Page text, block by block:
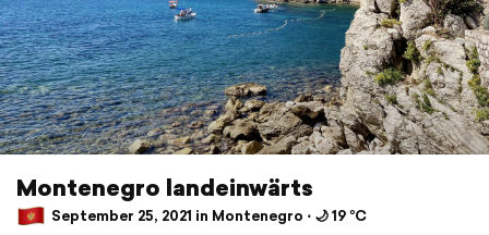
Montenegro landeinwärts
September 25, 2021 in Montenegro ⋅ 🌙 19 °C